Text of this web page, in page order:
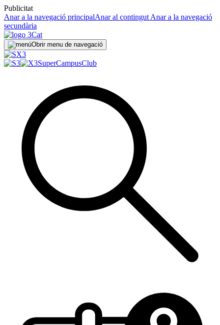
Publicitat
Anar a la navegació principalAnar al contingut Anar a la navegació
secundària
Obrir menu de navegació
SuperCampusClub